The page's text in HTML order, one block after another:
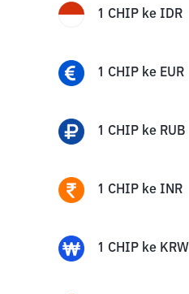
1 CHIP ke IDR
1 CHIP ke EUR
1 CHIP ke RUB
1 CHIP ke INR
1 CHIP ke KRW